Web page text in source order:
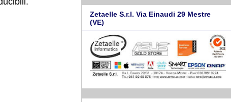
Zetaelle S.r.l. Via Einaudi 29 Mestre
(VE)